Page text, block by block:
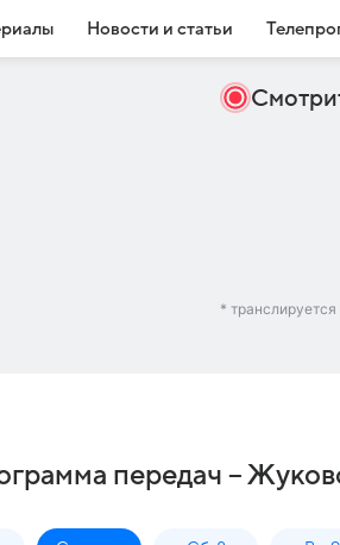
Новости и статьи
*
передач –